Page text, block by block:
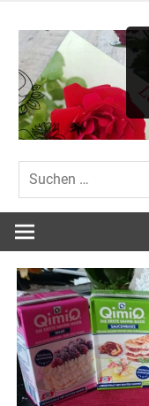
Inhalt
springen